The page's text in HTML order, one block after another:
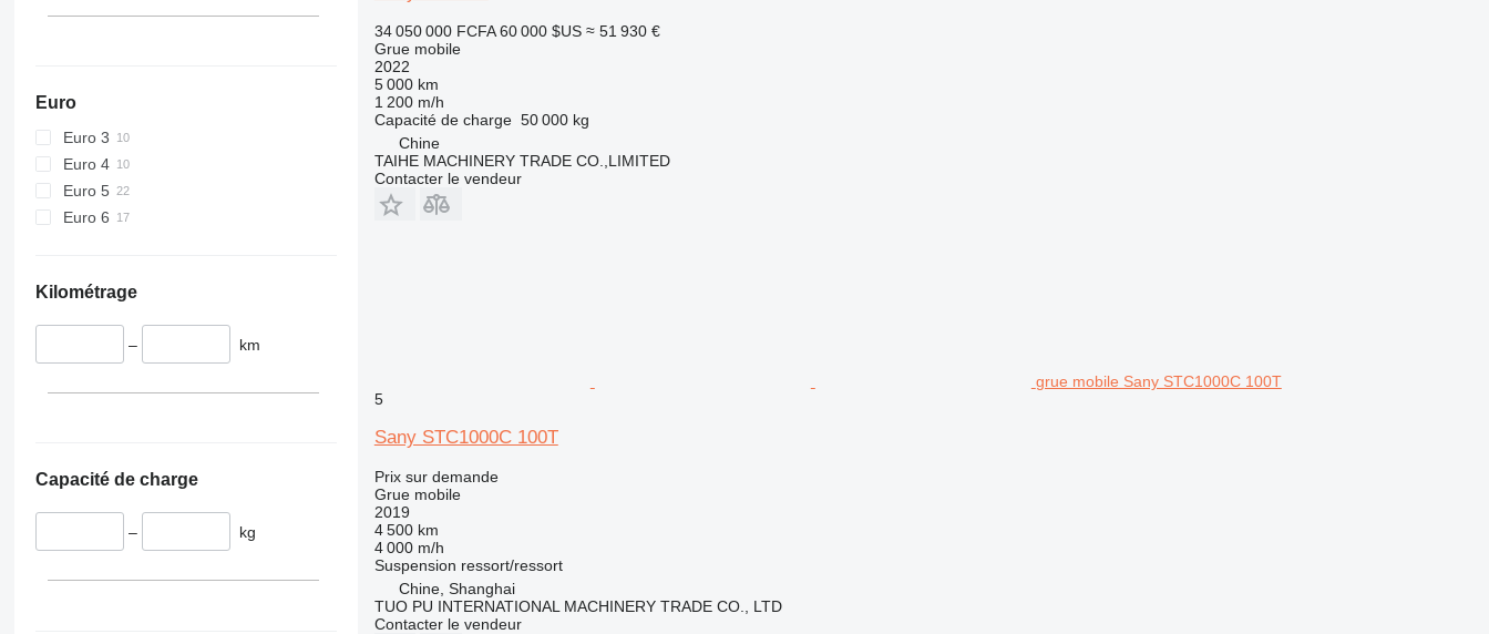
Euro
Euro 3
Euro 4
Euro 5
Euro 6
Kilométrage
– km
Capacité de charge
– kg
34 050 000 FCFA 60 000 $US ≈ 51 930 €
Grue mobile
2022
5 000 km
1 200 m/h
Capacité de charge 50 000 kg
Chine
TAIHE MACHINERY TRADE CO.,LIMITED
Contacter le vendeur
grue mobile Sany STC1000C 100T
5
Sany STC1000C 100T
Prix sur demande
Grue mobile
2019
4 500 km
4 000 m/h
Suspension ressort/ressort
Chine, Shanghai
TUO PU INTERNATIONAL MACHINERY TRADE CO., LTD
Contacter le vendeur